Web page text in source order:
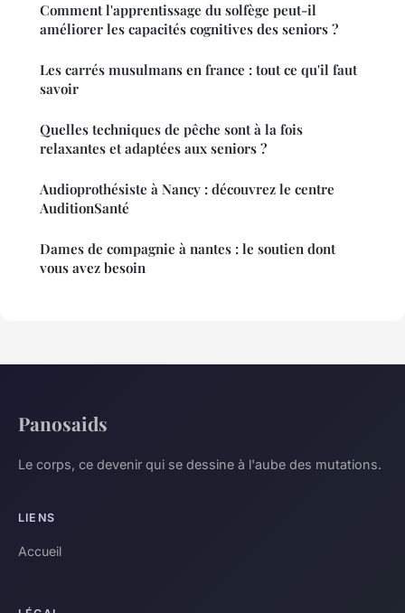
Comment l'apprentissage du solfège peut-il
améliorer les capacités cognitives des seniors ?
Les carrés musulmans en france : tout ce qu'il faut
savoir
Quelles techniques de pêche sont à la fois
relaxantes et adaptées aux seniors ?
Audioprothésiste à Nancy : découvrez le centre
AuditionSanté
Dames de compagnie à nantes : le soutien dont
vous avez besoin
Panosaids
Le corps, ce devenir qui se dessine à l'aube des mutations.
LIENS
Accueil